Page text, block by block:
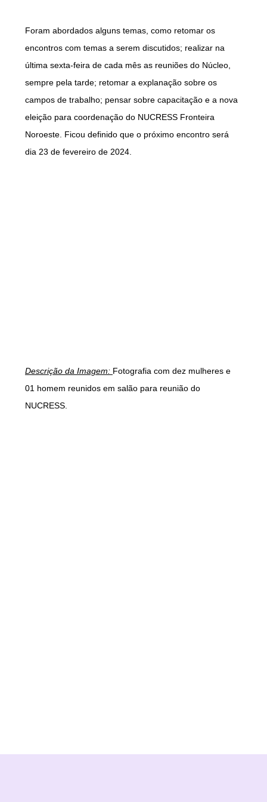
Foram abordados alguns temas, como retomar os
encontros com temas a serem discutidos; realizar na
última sexta-feira de cada mês as reuniões do Núcleo,
sempre pela tarde; retomar a explanação sobre os
campos de trabalho; pensar sobre capacitação e a nova
eleição para coordenação do NUCRESS Fronteira
Noroeste. Ficou definido que o próximo encontro será
dia 23 de fevereiro de 2024.
Descrição da Imagem: Fotografia com dez mulheres e
01 homem reunidos em salão para reunião do
NUCRESS.